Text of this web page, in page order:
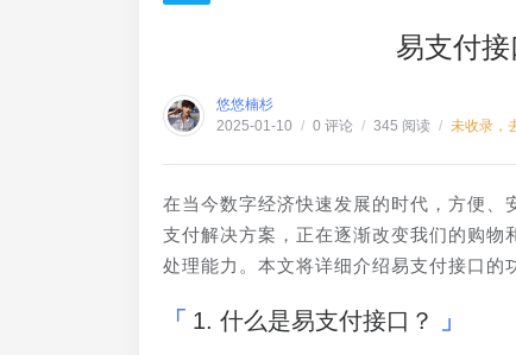
易支付
悠悠楠杉
2025-01-10 / 0 评论 / 345 阅读 / 未收录，
在当今数字经济快速发展的时代，方便、
支付解决方案，正在逐渐改变我们的购
处理能力。本文将详细介绍易支付接口的
1. 什么是易支付接口？